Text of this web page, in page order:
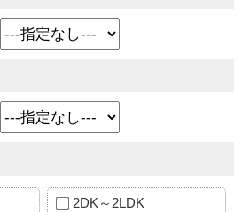
2DK～2LDK